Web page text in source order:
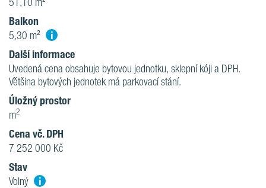
Balkon
5,30 m² i
Další informace
Uvedená cena obsahuje bytovou jednotku, sklepní kóji a DPH.
Většina bytových jednotek má parkovací stání.
Úložný prostor
m2
Cena vč. DPH
7 252 000 Kč
Stav
Volný i